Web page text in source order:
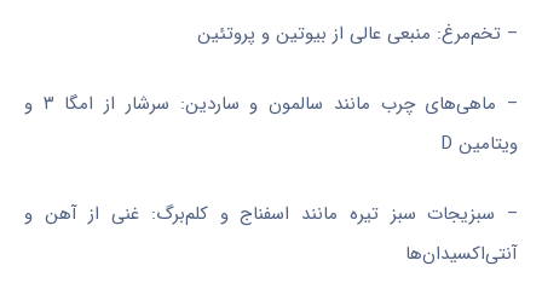
– تخم‌مرغ: منبعی عالی از بیوتین و پروتئین
– ماهی‌های چرب مانند سالمون و ساردین: سرشار از امگا ۳ و
ویتامین D
– سبزیجات سبز تیره مانند اسفناج و کلم‌برگ: غنی از آهن و
آنتی‌اکسیدان‌ها